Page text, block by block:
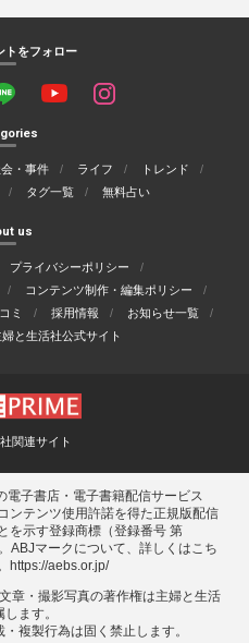
トをフォロー
・事件 ライフ
トレンド
タグ一覧 無料占い
us
プライバシーポリシー
コンテンツ制作・編集ポリシー
ミ 採用情報
お知らせ一覧
婦と生活社公式サイト
関連サイト
電子書店・電子書籍配信サービス
ンテンツ使用許諾を得た正規版配信
を示す登録商標（登録番号 第
ABJマークについて、詳しくはこち
https://aebs.or.jp/
章・撮影写真の著作権は主婦と⽣活
ます。
複製⾏為は固く禁⽌します。